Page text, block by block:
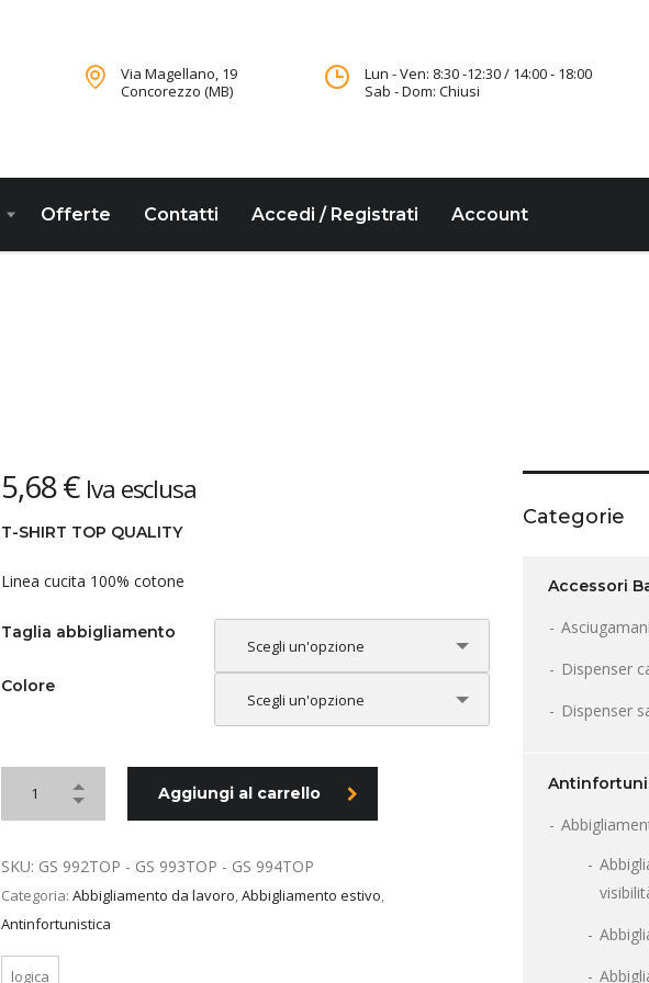
Via Magellano, 19
Concorezzo (MB)
Lun - Ven: 8:30 -12:30 / 14:00 - 18:00
Sab - Dom: Chiusi
Offerte Contatti Accedi / Registrati Account
5,68€ Iva esclusa
T-SHIRT TOP QUALITY
Linea cucita 100% cotone
Taglia abbigliamento
Scegli un'opzione
Colore
Scegli un'opzione
Aggiungi al carrello
SKU: GS 992TOP - GS 993TOP - GS 994TOP
Categoria: Abbigliamento da lavoro,Abbigliamento estivo,
Antinfortunistica
logica
Categorie
Accessori
Asciugamani
Dispenser
Dispenser